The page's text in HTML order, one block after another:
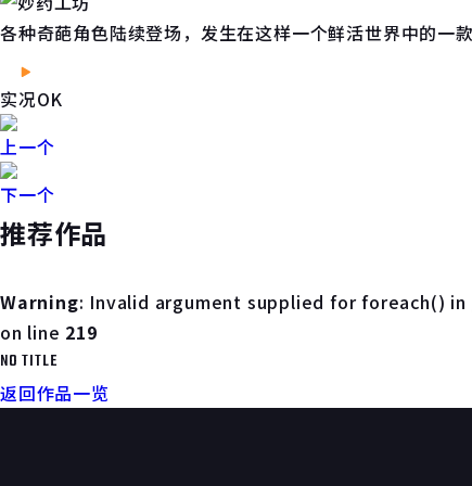
各种奇葩角色陆续登场，发生在这样一个鲜活世界中的一
实况OK
上一个
下一个
推荐作品
Warning: Invalid argument supplied for foreach() in
on line 219
NO TITLE
返回作品一览